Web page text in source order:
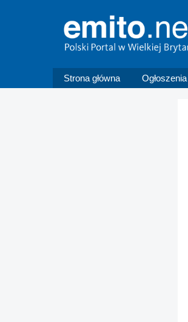
Strona główna Ogłoszenia